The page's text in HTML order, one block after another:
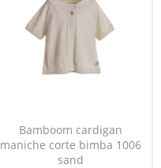
Bamboom cardigan
maniche corte bimba 1006
sand